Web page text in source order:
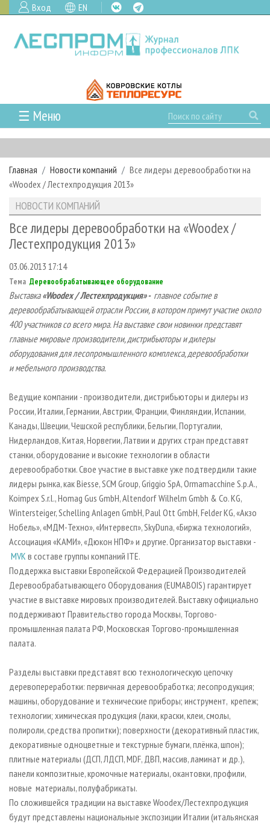
Вход EN
☰ Меню
ГЛАВНАЯ
РУБРИКИ И ТЕМЫ
РУБРИКИ ЖУРНАЛА
ЛЕСНОЕ ХОЗЯЙСТВО
ЛЕСОЗАГОТОВКА
ЛЕСОПИЛЕНИЕ
СУШКА ДРЕВЕСИНЫ
ПРОИЗВОДСТВО ДРЕВЕСНЫХ ПЛИТ
ДЕРЕВЯННОЕ ДОМОСТРОЕНИЕ
ПРОИЗВОДСТВО МЕБЕЛИ
БИОЭНЕРГЕТИКА
ИНСТРУМЕНТ И МАТЕРИАЛЫ
НОВОСТИ
КАЛЕНДАРЬ СОБЫТИЙ
НОВОСТИ ЛПК
НОВОСТИ ЖУРНАЛА
ПРОЕКТЫ ЛПИ
АНАЛИТИКА
ПРЕДПРИЯТИЯ ЛПК
ПЕРСОНЫ
МОБИЛЬНЫЕ ВЫСТАВКИ
ОФИЦИАЛЬНЫЕ ДЕЛЕГАЦИИ
ПРИОРИТЕТНЫЕ ИНВЕСТПРОЕКТЫ
RUSSIAN FORESTRY REVIEW
БИБЛИОТЕКА СПЕЦИАЛИСТА
АРХИВ ЖУРНАЛОВ
О ЖУРНАЛЕ
ПОДПИСКА
КОНТАКТЫ
РЕКЛАМОДАТЕЛЯМ
РЕКЛАМА
РЕКЛАМА НА САЙТЕ
Главная Новости компаний
Все лидеры деревообработки на
«Woodex / Лестехпродукция 2013»
НОВОСТИ КОМПАНИЙ
Все лидеры деревообработки на «Woodex /
Лестехпродукция 2013»
03.06.2013 17:14
Тема Деревообрабатывающее оборудование
Выставка«Woodex/ Лестехпродукция» - главное событие в
деревообрабатывающей отрасли России, в котором примут участие около
400 участников со всего мира. На выставке свои новинки представят
главные мировые производители, дистрибьюторы и дилеры
оборудования для лесопромышленного комплекса, деревообработки
и мебельного производства.
Ведущие компании - производители, дистрибьюторы и дилеры из
России, Италии, Германии, Австрии, Франции, Финляндии, Испании,
Канады, Швеции, Чешской республики, Бельгии, Португалии,
Нидерландов, Китая, Норвегии, Латвии и других стран представят
станки, оборудование и высокие технологии в области
деревообработки. Свое участие в выставке уже подтвердили такие
лидеры рынка, как Biesse, SCM Group, Griggio SpA, Ormamacchine S.p.A.,
Koimpex S.r.l., Homag Gus GmbH, Altendorf Wilhelm Gmbh & Co. KG,
Wintersteiger, Schelling Anlagen GmbH, Paul Ott GmbH, Felder KG, «Акзо
Нобель», «МДМ-Техно», «Интервесп», SkyDuna, «Биржа технологий»,
Ассоциация «КАМИ», «Дюкон НПФ» и другие. Организатор выставки -
MVK в составе группы компаний ITE.
Поддержка выставки Европейской Федерацией Производителей
Деревообрабатывающего Оборудования (EUMABOIS) гарантирует
участие в выставке мировых производителей. Выставку официально
поддерживают Правительство города Москвы, Торгово-
промышленная палата РФ, Московская Торгово-промышленная
палата.
Разделы выставки представят всю технологическую цепочку
деревопереработки: первичная деревообработка; лесопродукция;
машины, оборудование и технические приборы; инструмент, крепеж;
технологии; химическая продукция (лаки, краски, клеи, смолы,
полироли, средства пропитки); поверхности (декоративный пластик,
декоративные одноцветные и текстурные бумаги, плёнка, шпон);
плитные материалы (ДСП, ЛДСП, MDF, ДВП, массив, ламинат и др.),
панели композитные, кромочные материалы, окантовки, профили,
новые материалы, полуфабрикаты.
По сложившейся традиции на выставке Woodex/Лестехпродукция
будут представлены национальные экспозиции Италии (итальянская